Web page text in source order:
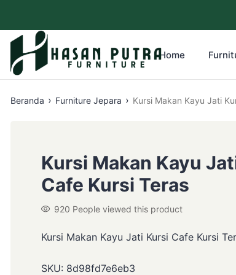
Home
Beranda › Furniture Jepara ›
Kursi Makan Kayu
Cafe Kursi Teras
920 People viewed this product
Kursi Makan Kayu Jati Kursi Cafe Kursi
SKU: 8d98fd7e6eb3